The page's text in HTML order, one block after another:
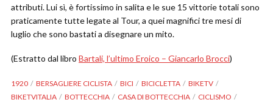
attributi. Lui sì, è fortissimo in salita e le sue 15 vittorie totali sono
praticamente tutte legate al Tour, a quei magnifici tre mesi di
luglio che sono bastati a disegnare un mito.
(Estratto dal libro Bartali, l’ultimo Eroico – Giancarlo Brocci)
1920 BERSAGLIERE CICLISTA BICI BICICLETTA
BIKETV
BIKETVITALIA
BOTTECCHIA CASA DI BOTTECCHIA
CICLISMO